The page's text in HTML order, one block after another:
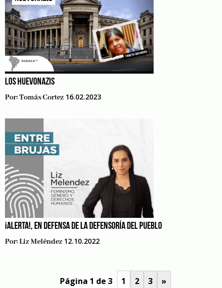
LOS HUEVONAZIS
Por:Tomás Cortez 16.02.2023
¡ALERTA!, EN DEFENSA DE LA DEFENSORÍA DEL PUEBLO
Por:Liz Meléndez 12.10.2022
Página 1 de 3 1 2 3 »